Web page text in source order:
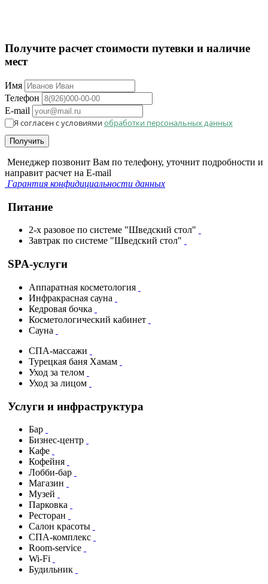
Получите расчет стоимости путевки и наличие
мест
Имя
Телефон
E-mail
Я согласен с условиямиобработки персональных данных
Получить
Менеджер позвонит Вам по телефону, уточнит подробности и
направит расчет на E-mail
Гарантия конфидициальности данных
Питание
2-х разовое по системе "Шведский стол"
Завтрак по системе "Шведский стол"
SPA-услуги
Аппаратная косметология
Инфракрасная сауна
Кедровая бочка
Косметологический кабинет
Сауна
СПА-массажи
Турецкая баня Хамам
Уход за телом
Уход за лицом
Услуги и инфраструктура
Бар
Бизнес-центр
Кафе
Кофейня
Лобби-бар
Магазин
Музей
Парковка
Ресторан
Салон красоты
СПА-комплекс
Room-service
Wi-Fi
Будильник